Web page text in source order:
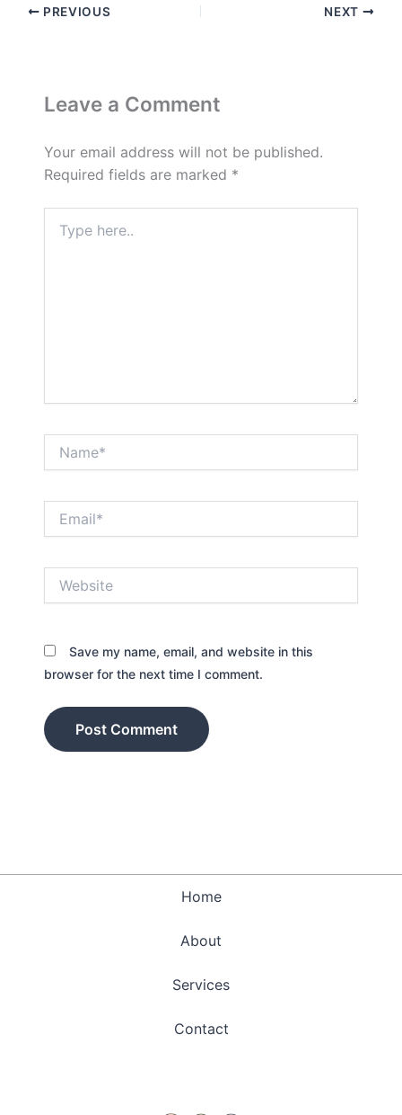
PREVIOUS NEXT
Leave a Comment
Your email address will not be published.
Required fields are marked *
here..
Save my name, email, and website in this
browser for the next time I comment.
Home
About
Services
Contact